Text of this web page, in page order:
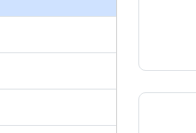
keys
volume.